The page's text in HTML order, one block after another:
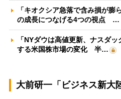
「キオクシア急落で含み損が
の成長につなげる4つの視点 …
「NYダウは高値更新、ナスダ
する米国株市場の変化 半…
大前研一「ビジネス新大